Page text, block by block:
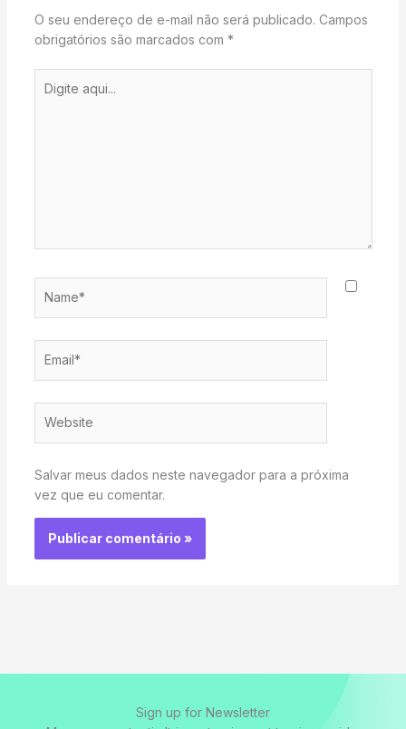
O seu endereço de e-mail não será publicado. Campos
obrigatórios são marcados com *
aqui...
Salvar meus dados neste navegador para a próxima
vez que eu comentar.
Sign up for Newsletter